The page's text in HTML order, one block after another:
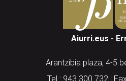
Aiurri.eus -
Arantzibia plaza, 4-5
Tel.: 943 300 732 |